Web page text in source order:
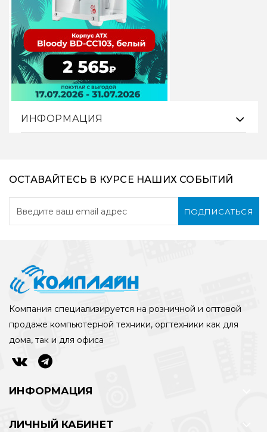
ИНФОРМАЦИЯ
ОСТАВАЙТЕСЬ В КУРСЕ НАШИХ СОБЫТИЙ
ПОДПИСАТЬСЯ
Компания специализируется на розничной и оптовой
продаже компьютерной техники, оргтехники как для
дома, так и для офиса
ИНФОРМАЦИЯ
ЛИЧНЫЙ КАБИНЕТ